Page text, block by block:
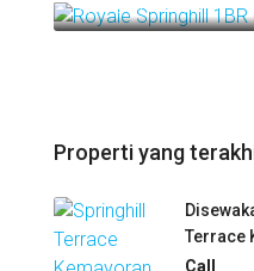
Properti yang
Terrace
Call